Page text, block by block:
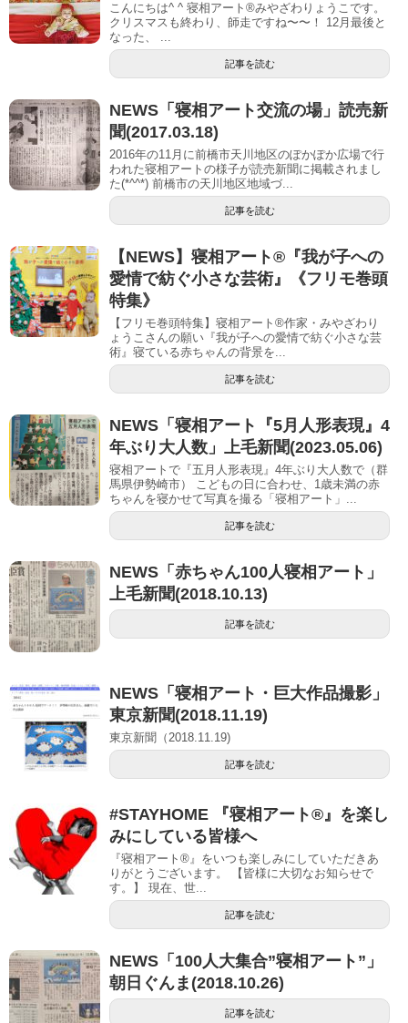
こんにちは^ ^ 寝相アート®︎みやざわりょうこです。
クリスマスも終わり、師走ですね〜〜！ 12月最後と
なった、 ...
記事を読む
NEWS「寝相アート交流の場」読売新
聞(2017.03.18)
2016年の11月に前橋市天川地区のぽかぽか広場で行
われた寝相アートの様子が読売新聞に掲載されまし
た(*^^*) 前橋市の天川地区地域づ...
記事を読む
【NEWS】寝相アート®︎『我が子への
愛情で紡ぐ小さな芸術』《フリモ巻頭
特集》
【フリモ巻頭特集】寝相アート®︎作家・みやざわり
ょうこさんの願い『我が子への愛情で紡ぐ小さな芸
術』寝ている赤ちゃんの背景を...
記事を読む
NEWS「寝相アート『5月人形表現』4
年ぶり大人数」上毛新聞(2023.05.06)
寝相アートで『五月人形表現』4年ぶり大人数で（群
馬県伊勢崎市） こどもの日に合わせ、1歳未満の赤
ちゃんを寝かせて写真を撮る「寝相アート」...
記事を読む
NEWS「赤ちゃん100人寝相アート」
上毛新聞(2018.10.13)
記事を読む
NEWS「寝相アート・巨大作品撮影」
東京新聞(2018.11.19)
東京新聞（2018.11.19)
記事を読む
#STAYHOME 『寝相アート®』を楽し
みにしている皆様へ
『寝相アート®』をいつも楽しみにしていただきあ
りがとうございます。 【皆様に大切なお知らせで
す。】 現在、世...
記事を読む
NEWS「100人大集合”寝相アート”」
朝日ぐんま(2018.10.26)
記事を読む